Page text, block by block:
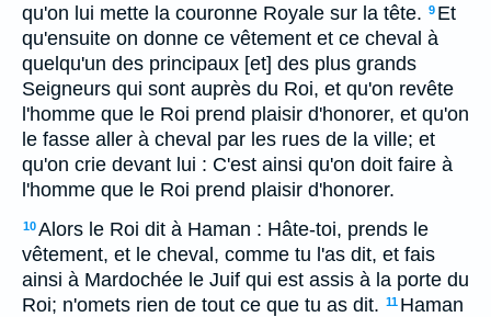
qu'on lui mette la couronne Royale sur la tête. 9 Et
qu'ensuite on donne ce vêtement et ce cheval à
quelqu'un des principaux [et] des plus grands
Seigneurs qui sont auprès du Roi, et qu'on revête
l'homme que le Roi prend plaisir d'honorer, et qu'on
le fasse aller à cheval par les rues de la ville; et
qu'on crie devant lui : C'est ainsi qu'on doit faire à
l'homme que le Roi prend plaisir d'honorer.
10Alors le Roi dit à Haman : Hâte-toi, prends le
vêtement, et le cheval, comme tu l'as dit, et fais
ainsi à Mardochée le Juif qui est assis à la porte du
Roi; n'omets rien de tout ce que tu as dit. 11 Haman